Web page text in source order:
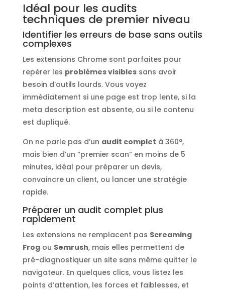
Idéal pour les audits
techniques de premier niveau
Identifier les erreurs de base sans outils
complexes
Les extensions Chrome sont parfaites pour
repérer les problèmes visiblessans avoir
besoin d’outils lourds. Vous voyez
immédiatement si une page est trop lente, si la
meta description est absente, ou si le contenu
est dupliqué.
On ne parle pas d’un audit complet à 360°,
mais bien d’un “premier scan” en moins de 5
minutes, idéal pour préparer un devis,
convaincre un client, ou lancer une stratégie
rapide.
Préparer un audit complet plus
rapidement
Les extensions ne remplacent pas Screaming
Frogou Semrush, mais elles permettent de
pré-diagnostiquer un site sans même quitter le
navigateur. En quelques clics, vous listez les
points d’attention, les forces et faiblesses, et